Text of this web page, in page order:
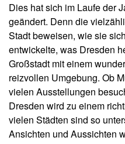
Dies hat sich im Laufe der
geändert. Denn die
Stadt beweisen, wie sie
entwickelte, was Dresden
Großstadt mit einem
reizvollen Umgebung. Ob
vielen Ausstellungen
Dresden wird zu einem
vielen Städten sind so
Ansichten und Aussichten